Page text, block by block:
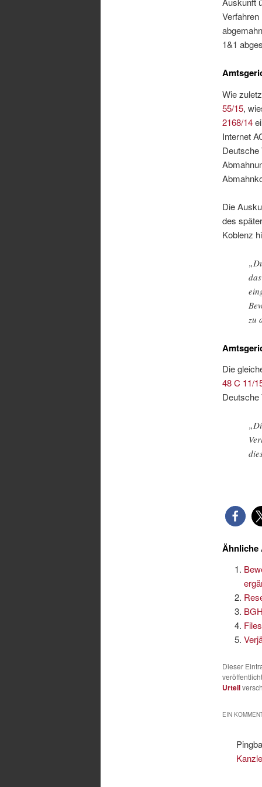
Verfahren
1&1
Wie
55/15,
2168/14
Internet
Deutsche
Die
des
Koblenz
zu
Die
48 C 11/
Deutsche
Ähnliche
Dieser
Urteil
EIN